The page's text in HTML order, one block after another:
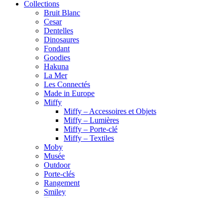
Collections
Bruit Blanc
Cesar
Dentelles
Dinosaures
Fondant
Goodies
Hakuna
La Mer
Les Connectés
Made in Europe
Miffy
Miffy – Accessoires et Objets
Miffy – Lumières
Miffy – Porte-clé
Miffy – Textiles
Moby
Musée
Outdoor
Porte-clés
Rangement
Smiley